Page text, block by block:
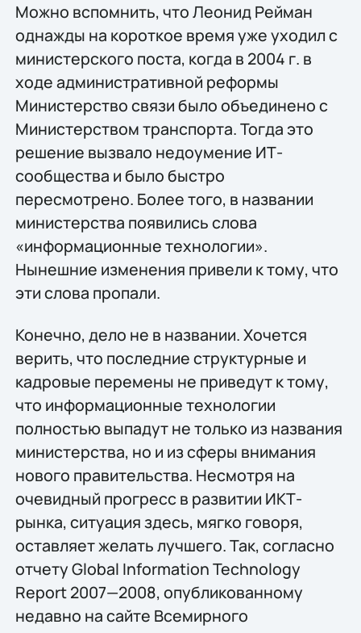
Можно вспомнить, что Леонид Рейман
однажды на короткое время уже уходил с
министерского поста, когда в 2004 г. в
ходе административной реформы
Министерство связи было объединено с
Министерством транспорта. Тогда это
решение вызвало недоумение ИТ-
сообщества и было быстро
пересмотрено. Более того, в названии
министерства появились слова
«информационные технологии».
Нынешние изменения привели к тому, что
эти слова пропали.
Конечно, дело не в названии. Хочется
верить, что последние структурные и
кадровые перемены не приведут к тому,
что информационные технологии
полностью выпадут не только из названия
министерства, но и из сферы внимания
нового правительства. Несмотря на
очевидный прогресс в развитии ИКТ-
рынка, ситуация здесь, мягко говоря,
оставляет желать лучшего. Так, согласно
отчету Global Information Technology
Report 2007—2008, опубликованному
недавно на сайте Всемирного